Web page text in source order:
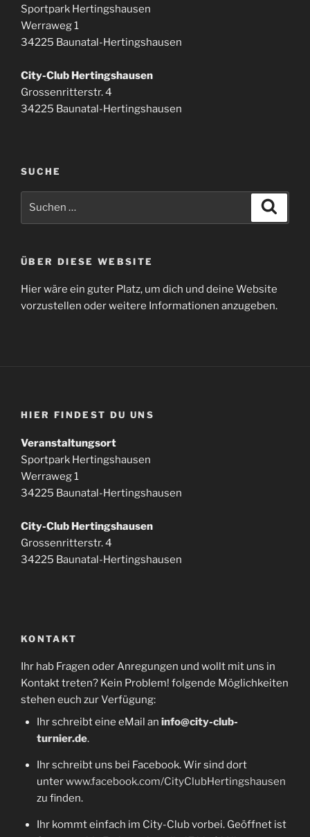
Sportpark Hertingshausen
Werraweg 1
34225 Baunatal-Hertingshausen
City-Club Hertingshausen
Grossenritterstr. 4
34225 Baunatal-Hertingshausen
SUCHE
ÜBER DIESE WEBSITE
Hier wäre ein guter Platz, um dich und deine Website
vorzustellen oder weitere Informationen anzugeben.
HIER FINDEST DU UNS
Veranstaltungsort
Sportpark Hertingshausen
Werraweg 1
34225 Baunatal-Hertingshausen
City-Club Hertingshausen
Grossenritterstr. 4
34225 Baunatal-Hertingshausen
KONTAKT
Ihr hab Fragen oder Anregungen und wollt mit uns in
Kontakt treten? Kein Problem! folgende Möglichkeiten
stehen euch zur Verfügung:
Ihr schreibt eine eMail an info@city-club-
turnier.de.
Ihr schreibt uns bei Facebook. Wir sind dort
unterwww.facebook.com/CityClubHertingshausen
zu finden.
Ihr kommt einfach im City-Club vorbei. Geöffnet ist